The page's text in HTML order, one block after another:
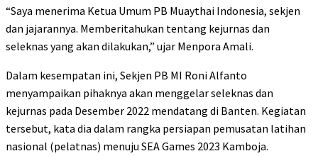
“Saya menerima Ketua Umum PB Muaythai Indonesia, sekjen
dan jajarannya. Memberitahukan tentang kejurnas dan
seleknas yang akan dilakukan,” ujar Menpora Amali.
Dalam kesempatan ini, Sekjen PB MI Roni Alfanto
menyampaikan pihaknya akan menggelar seleknas dan
kejurnas pada Desember 2022 mendatang di Banten. Kegiatan
tersebut, kata dia dalam rangka persiapan pemusatan latihan
nasional (pelatnas) menuju SEA Games 2023 Kamboja.